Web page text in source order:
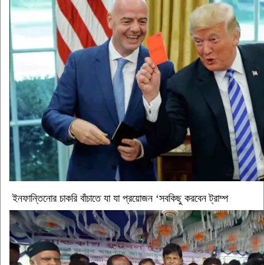
ইনফান্তিনোর চাকরি বাঁচাতে যা যা প্রয়োজন ‘সবকিছু করবেন ট্রাম্প